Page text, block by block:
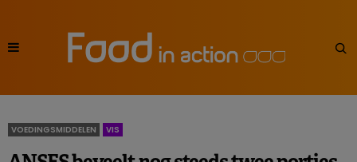
VOEDINGSMIDDELEN VIS